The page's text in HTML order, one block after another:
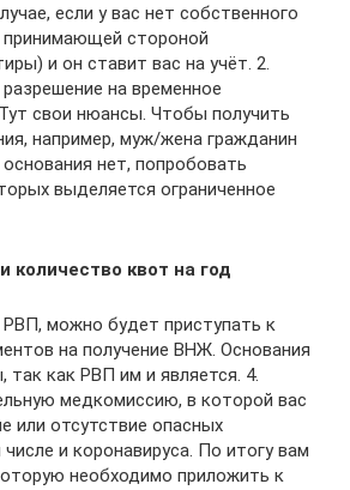
если у вас нет собственного
принимающей стороной
и он ставит вас на учёт. 2.
на временное
свои нюансы. Чтобы получить
например, муж/жена гражданин
нет, попробовать
выделяется ограниченное
количество квот на год
РВП, можно будет приступать к
на получение ВНЖ. Основания
так как РВП им и является. 4.
медкомиссию, в которой вас
или отсутствие опасных
и коронавируса. По итогу вам
необходимо приложить к